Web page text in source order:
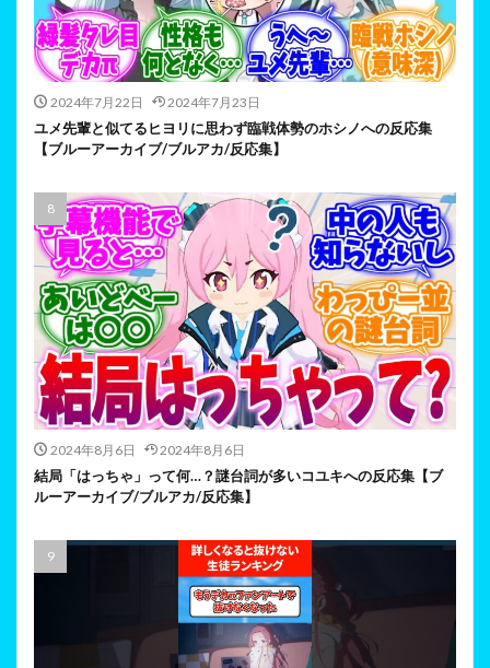
2024年7月22日 2024年7月23日
ユメ先輩と似てるヒヨリに思わず臨戦体勢のホシノへの反応集
【ブルーアーカイブ/ブルアカ/反応集】
2024年8月6日 2024年8月6日
結局「はっちゃ」って何…？謎台詞が多いコユキへの反応集【ブ
ルーアーカイブ/ブルアカ/反応集】